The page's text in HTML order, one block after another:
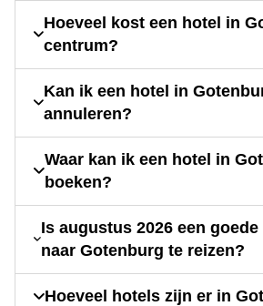
Hoeveel kost een hotel in
centrum?
Kan ik een hotel in
annuleren?
Waar kan ik een hotel in
boeken?
Is augustus 2026 een
naar Gotenburg te reizen?
Hoeveel hotels zijn er in